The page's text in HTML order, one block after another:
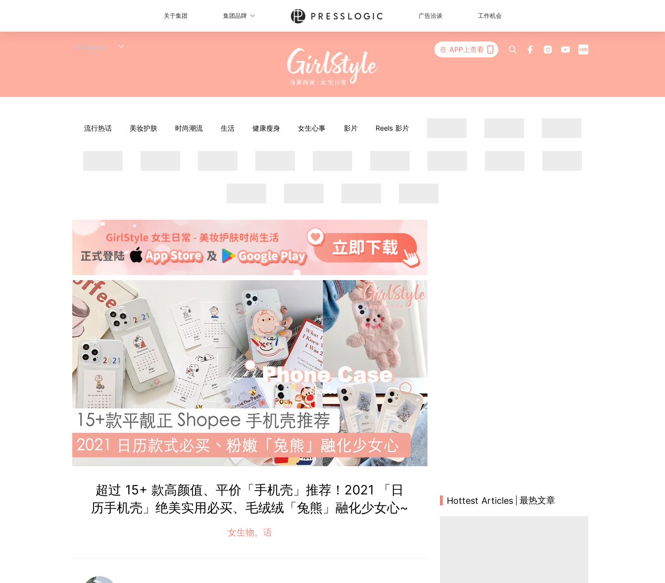
关于集团 集团品牌 广告洽谈 工作机会
在 APP上查看
流行热话 美妆护肤 时尚潮流 生活 健康瘦身 女生心事 影片 Reels 影片
超过 15+ 款高颜值、平价「手机壳」推荐！2021 「日
历手机壳」绝美实用必买、毛绒绒「兔熊」融化少女心~
女生物。语
Hottest Articles 最热文章